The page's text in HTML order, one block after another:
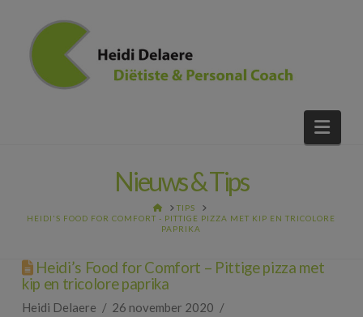
Nieuws & Tips
HOME
TIPS
HEIDI'S FOOD FOR COMFORT - PITTIGE PIZZA MET KIP EN TRICOLORE
PAPRIKA
Heidi’s Food for Comfort – Pittige pizza met
kip en tricolore paprika
Heidi Delaere
26 november 2020